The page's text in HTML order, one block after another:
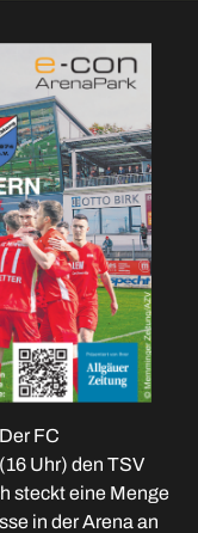
FC
Uhr) den TSV
steckt eine Menge
in der Arena an